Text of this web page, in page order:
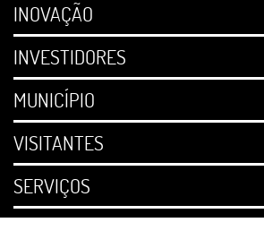
INOVAÇÃO
INVESTIDORES
MUNICÍPIO
VISITANTES
SERVIÇOS